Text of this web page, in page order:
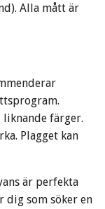
Alla mått är
färger.
Plagget kan
är perfekta
dig som söker en